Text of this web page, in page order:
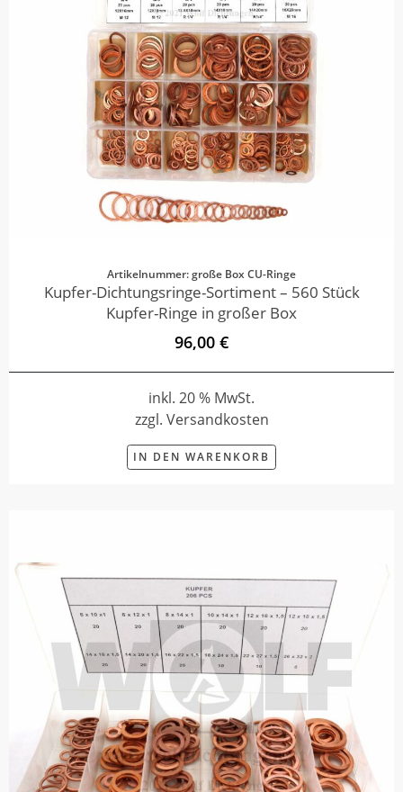
Artikelnummer: große Box CU-Ringe
Kupfer-Dichtungsringe-Sortiment – 560 Stück
Kupfer-Ringe in großer Box
96,00 €
inkl. 20 % MwSt.
zzgl. Versandkosten
IN DEN WARENKORB